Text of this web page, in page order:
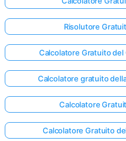
Risolutore
Calcolatore Gratuito
Calcolatore gratuito
Calcolatore
Calcolatore Gratuito